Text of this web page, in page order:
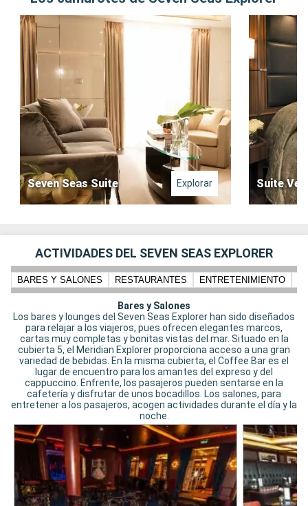
Seven Seas Suite Explorar Suite
ACTIVIDADES DEL SEVEN SEAS EXPLORER
BARES Y SALONES RESTAURANTES ENTRETENIMIENTO
Bares y Salones
Los bares y lounges del Seven Seas Explorer han sido diseñados
para relajar a los viajeros, pues ofrecen elegantes marcos,
cartas muy completas y bonitas vistas del mar. Situado en la
cubierta 5, el Meridian Explorer proporciona acceso a una gran
variedad de bebidas. En la misma cubierta, el Coffee Bar es el
lugar de encuentro para los amantes del expreso y del
cappuccino. Enfrente, los pasajeros pueden sentarse en la
cafetería y disfrutar de unos bocadillos. Los salones, para
entretener a los pasajeros, acogen actividades durante el día y la
noche.